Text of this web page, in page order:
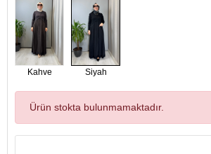
Kahve Siyah
Ürün stokta bulunmamaktadır.